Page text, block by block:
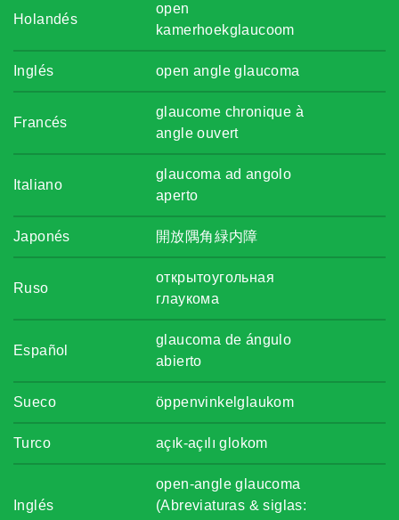
Holandés
open
kamerhoekglaucoom
Inglés open angle glaucoma
Francés
glaucome chronique à
angle ouvert
Italiano
glaucoma ad angolo
aperto
Japonés 開放隅角緑内障
Ruso
открытоугольная
глаукома
Español
glaucoma de ángulo
abierto
Sueco öppenvinkelglaukom
Turco açık-açılı glokom
Inglés
open-angle glaucoma
(Abreviaturas & siglas: